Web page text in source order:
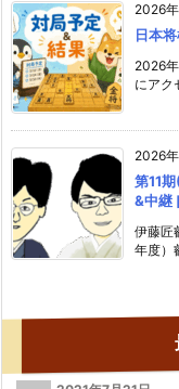
2026
日本
2026
にアク
2026
第11
&中継
伊藤匠
年度）